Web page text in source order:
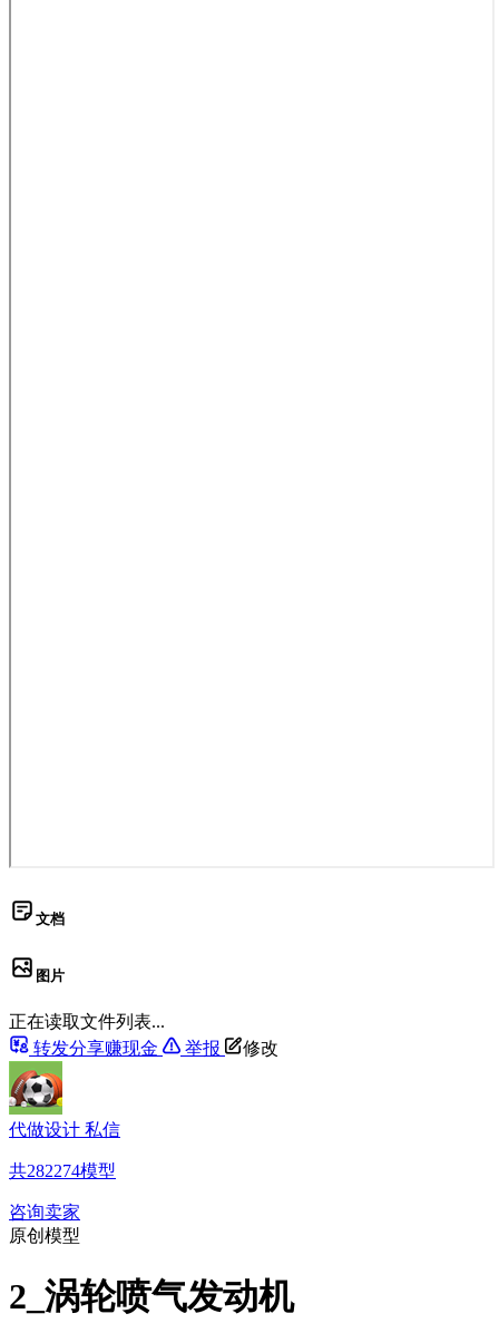
文档
图片
正在读取文件列表...
转发分享赚现金
举报 修改
代做设计 私信
共282274模型
咨询卖家
原创模型
2_涡轮喷气发动机